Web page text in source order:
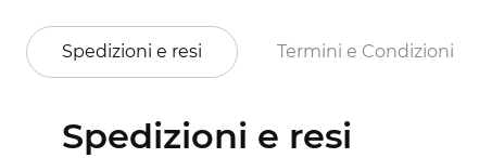
Spedizioni e resi Termini e Condizioni
Spedizioni e resi